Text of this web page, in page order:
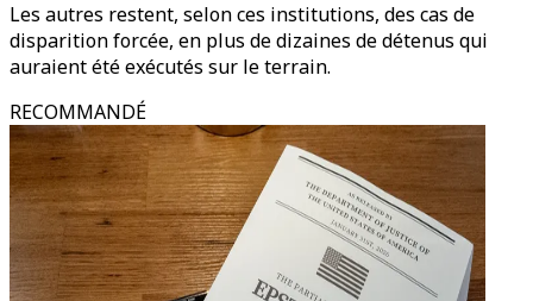
Les autres restent, selon ces institutions, des cas de
disparition forcée, en plus de dizaines de détenus qui
auraient été exécutés sur le terrain.
RECOMMANDÉ